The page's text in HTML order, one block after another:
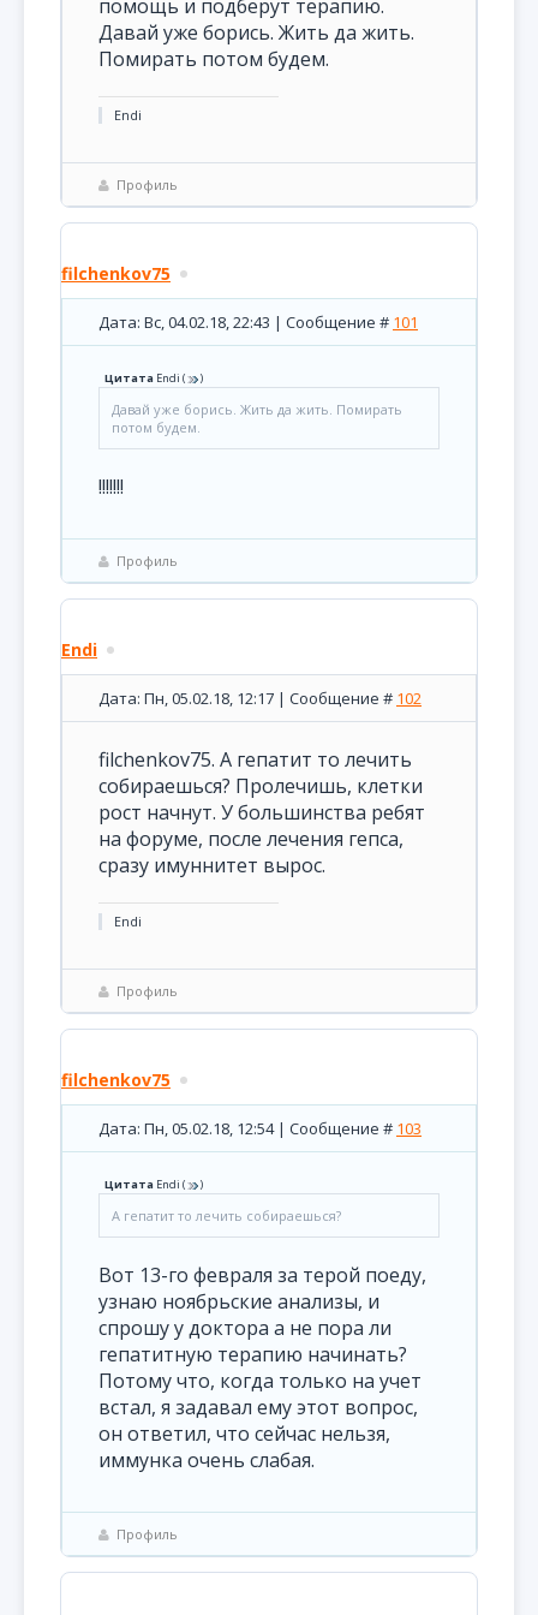
помощь и подберут терапию.
Давай уже борись. Жить да жить.
Помирать потом будем.
Endi
Профиль
filchenkov75
Дата: Вс, 04.02.18, 22:43 | Сообщение # 101
Цитата Endi ( )
Давай уже борись. Жить да жить. Помирать
потом будем.
!!!!!!!
Профиль
Endi
Дата: Пн, 05.02.18, 12:17 | Сообщение # 102
filchenkov75. А гепатит то лечить
собираешься? Пролечишь, клетки
рост начнут. У большинства ребят
на форуме, после лечения гепса,
сразу имуннитет вырос.
Endi
Профиль
filchenkov75
Дата: Пн, 05.02.18, 12:54 | Сообщение # 103
Цитата Endi ( )
А гепатит то лечить собираешься?
Вот 13-го февраля за терой поеду,
узнаю ноябрьские анализы, и
спрошу у доктора а не пора ли
гепатитную терапию начинать?
Потому что, когда только на учет
встал, я задавал ему этот вопрос,
он ответил, что сейчас нельзя,
иммунка очень слабая.
Профиль